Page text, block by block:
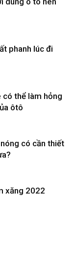
phanh lúc đi
có thể làm hỏng
ôtô
có cần thiết
xăng 2022